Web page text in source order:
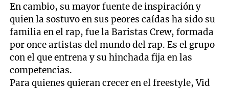
En cambio, su mayor fuente de inspiración y
quien la sostuvo en sus peores caídas ha sido su
familia en el rap, fue la Baristas Crew, formada
por once artistas del mundo del rap. Es el grupo
con el que entrena y su hinchada fija en las
competencias.
Para quienes quieran crecer en el freestyle, Vid